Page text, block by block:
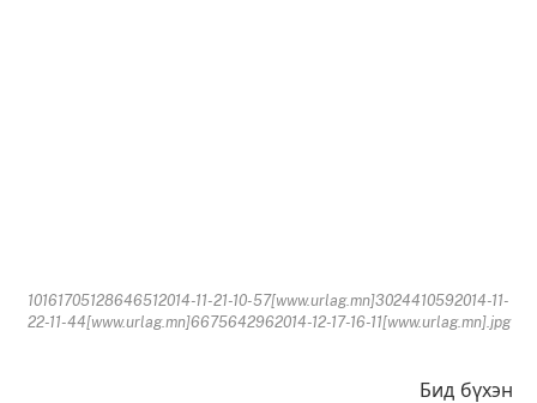
10161705128646512014-11-21-10-57[www.urlag.mn]3024410592014-11-
22-11-44[www.urlag.mn]6675642962014-12-17-16-11[www.urlag.mn].jpg
Бид бүхэн